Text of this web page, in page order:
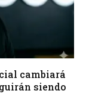
cambiará
siendo